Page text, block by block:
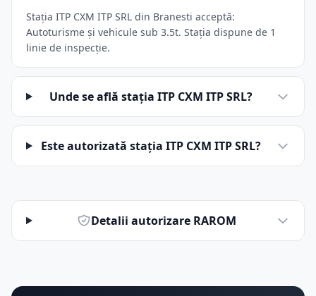
Stația ITP CXM ITP SRL din Branesti acceptă:
Autoturisme și vehicule sub 3.5t. Stația dispune de 1
linie de inspecție.
Unde se află stația ITP CXM ITP SRL?
Este autorizată stația ITP CXM ITP SRL?
Detalii autorizare RAROM